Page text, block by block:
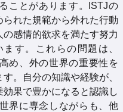
ことがあります。ISTJの
れた規範から外れた行動
感情的欲求を満たす努力
す。これらの問題は、
め、外の世界の重要性を
。自分の知識や経験が、
果で豊かになると認識し
界に専念しながらも、他